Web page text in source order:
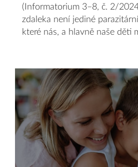
(Informatorium 3–8, č. 2/
zdaleka není jediné
které nás, a hlavně naše děti